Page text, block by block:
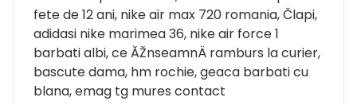
fete de 12 ani, nike air max 720 romania, Člapi,
adidasi nike marimea 36, nike air force 1
barbati albi, ce ĂŽnseamnÄ ramburs la curier,
bascute dama, hm rochie, geaca barbati cu
blana, emag tg mures contact